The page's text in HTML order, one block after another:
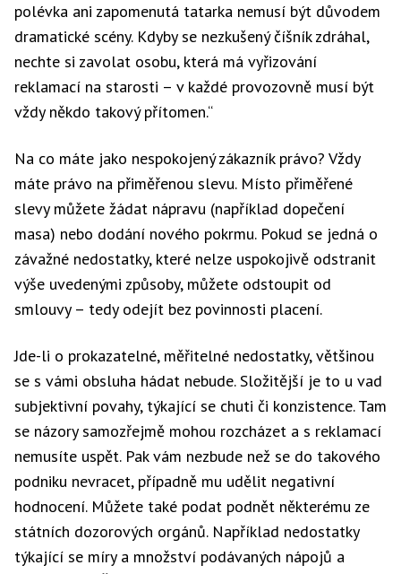
polévka ani zapomenutá tatarka nemusí být důvodem
dramatické scény. Kdyby se nezkušený číšník zdráhal,
nechte si zavolat osobu, která má vyřizování
reklamací na starosti – v každé provozovně musí být
vždy někdo takový přítomen.“
Na co máte jako nespokojený zákazník právo? Vždy
máte právo na přiměřenou slevu. Místo přiměřené
slevy můžete žádat nápravu (například dopečení
masa) nebo dodání nového pokrmu. Pokud se jedná o
závažné nedostatky, které nelze uspokojivě odstranit
výše uvedenými způsoby, můžete odstoupit od
smlouvy – tedy odejít bez povinnosti placení.
Jde-li o prokazatelné, měřitelné nedostatky, většinou
se s vámi obsluha hádat nebude. Složitější je to u vad
subjektivní povahy, týkající se chuti či konzistence. Tam
se názory samozřejmě mohou rozcházet a s reklamací
nemusíte uspět. Pak vám nezbude než se do takového
podniku nevracet, případně mu udělit negativní
hodnocení. Můžete také podat podnět některému ze
státních dozorových orgánů. Například nedostatky
týkající se míry a množství podávaných nápojů a